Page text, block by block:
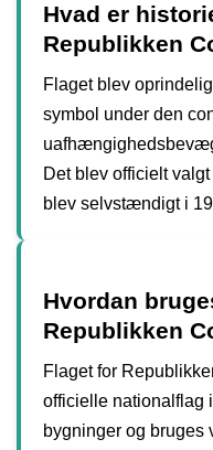
Hvad er
Republikken
Flaget blev
symbol under den
Det blev officielt
blev selvstændigt i
Hvordan
Republikken
Flaget for
officielle nationalflag
bygninger og bruges